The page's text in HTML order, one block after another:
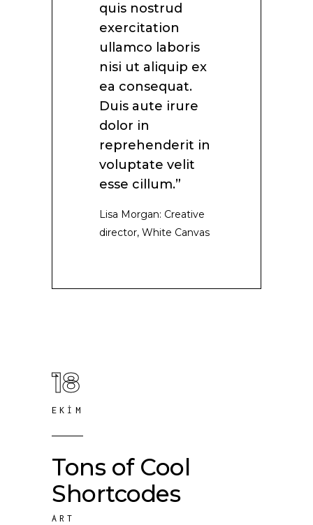
quis nostrud
exercitation
ullamco laboris
nisi ut aliquip ex
ea consequat.
Duis aute irure
dolor in
reprehenderit in
voluptate velit
esse cillum.”
Lisa Morgan: Creative
director, White Canvas
18
EKIM
Tons of Cool
Shortcodes
ART